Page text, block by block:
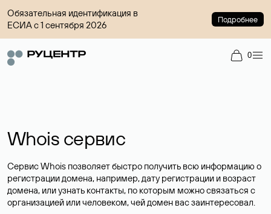
Обязательная идентификация в
ЕСИА с 1 сентября 2026
Подробнее
0
Whois сервис
Сервис Whois позволяет быстро получить всю информацию о
регистрации домена, например, дату регистрации и возраст
домена, или узнать контакты, по которым можно связаться с
организацией или человеком, чей домен вас заинтересовал.